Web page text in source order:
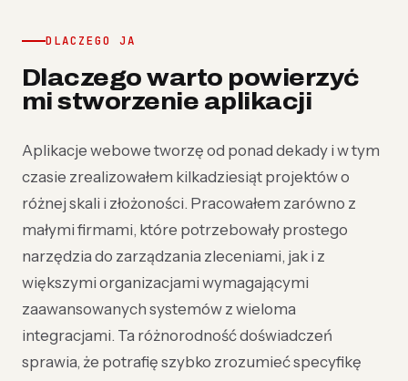
DLACZEGO JA
Dlaczego warto powierzyć
mi stworzenie aplikacji
Aplikacje webowe tworzę od ponad dekady i w tym
czasie zrealizowałem kilkadziesiąt projektów o
różnej skali i złożoności. Pracowałem zarówno z
małymi firmami, które potrzebowały prostego
narzędzia do zarządzania zleceniami, jak i z
większymi organizacjami wymagającymi
zaawansowanych systemów z wieloma
integracjami. Ta różnorodność doświadczeń
sprawia, że potrafię szybko zrozumieć specyfikę